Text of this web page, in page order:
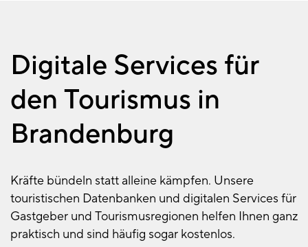
Digitale Services für
den Tourismus in
Brandenburg
Kräfte bündeln statt alleine kämpfen. Unsere
touristischen Datenbanken und digitalen Services für
Gastgeber und Tourismusregionen helfen Ihnen ganz
praktisch und sind häufig sogar kostenlos.